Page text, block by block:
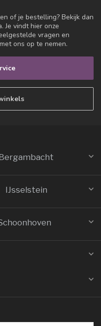
of je bestelling? Bekijk dan
Je vindt hier onze
vragen en
ons op te nemen.
IJsselstein